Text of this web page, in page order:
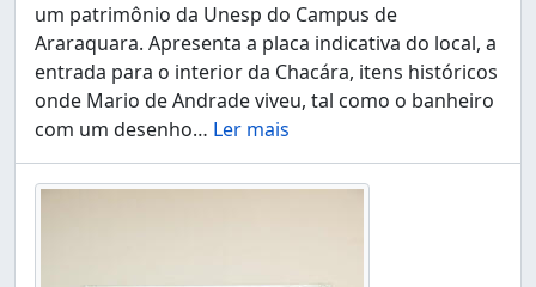
um patrimônio da Unesp do Campus de
Araraquara. Apresenta a placa indicativa do local, a
entrada para o interior da Chacára, itens históricos
onde Mario de Andrade viveu, tal como o banheiro
com um desenho… Ler mais